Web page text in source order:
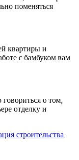
поменяться
квартиры и
с бамбуком вам
о том,
отделку и
строительства